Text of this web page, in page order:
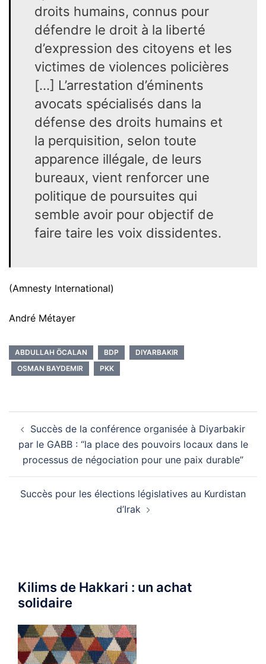
droits humains, connus pour
défendre le droit à la liberté
d’expression des citoyens et les
victimes de violences policières
[…] L’arrestation d’éminents
avocats spécialisés dans la
défense des droits humains et
la perquisition, selon toute
apparence illégale, de leurs
bureaux, vient renforcer une
politique de poursuites qui
semble avoir pour objectif de
faire taire les voix dissidentes.
(Amnesty International)
André Métayer
ABDULLAH ÖCALAN BDP
DIYARBAKIR
OSMAN BAYDEMIR
PKK
d’article
Succès de la conférence organisée à Diyarbakir
par le GABB : “la place des pouvoirs locaux dans le
processus de négociation pour une paix durable”
Succès pour les élections législatives au Kurdistan
d’Irak
Kilims de Hakkari : un achat
solidaire